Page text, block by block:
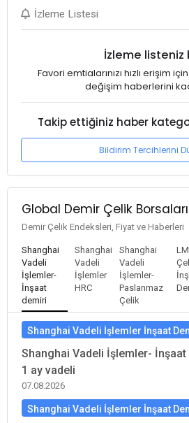
İzleme Listesi
İzleme listeniz
Favori emtialarınızı hızlı erişim
değişim haberlerini
Takip ettiğiniz haber
Bildirim Tercihlerini
Global Demir Çelik Borsaları
Demir Çelik Endeksleri, Fiyat ve Haberleri
Shanghai
Vadeli
İşlemler-
İnşaat
demiri
Shanghai
Vadeli
İşlemler
HRC
Shanghai
Vadeli
İşlemler-
Paslanmaz
Çelik
Shanghai Vadeli İşlemler İnşaat
Shanghai Vadeli İşlemler- İnşaat
1 ay vadeli
07.08.2026
Shanghai Vadeli İşlemler İnşaat